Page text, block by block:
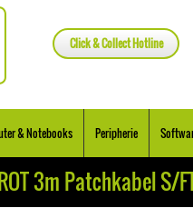
Click & Collect Hotline
& Notebooks Peripherie
3m Patchkabel S/